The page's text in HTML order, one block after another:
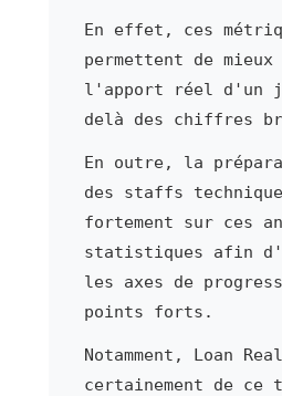
En effet, ces
permettent de mieux
l'apport réel d'un
delà des chiffres
En outre, la
des staffs
fortement sur ces
statistiques afin
les axes de
points forts.
Notamment, Loan
certainement de ce